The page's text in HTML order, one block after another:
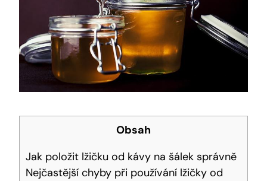
Obsah
Jak⁢ položit lžičku ‍od‍ kávy na šálek správně
Nejčastější chyby při ⁣používání lžičky od